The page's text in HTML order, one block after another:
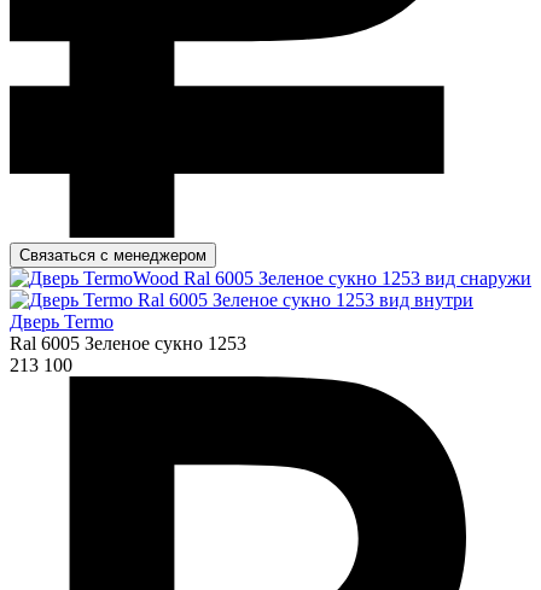
Связаться с менеджером
Дверь Termo
Ral 6005 Зеленое сукно 1253
213 100